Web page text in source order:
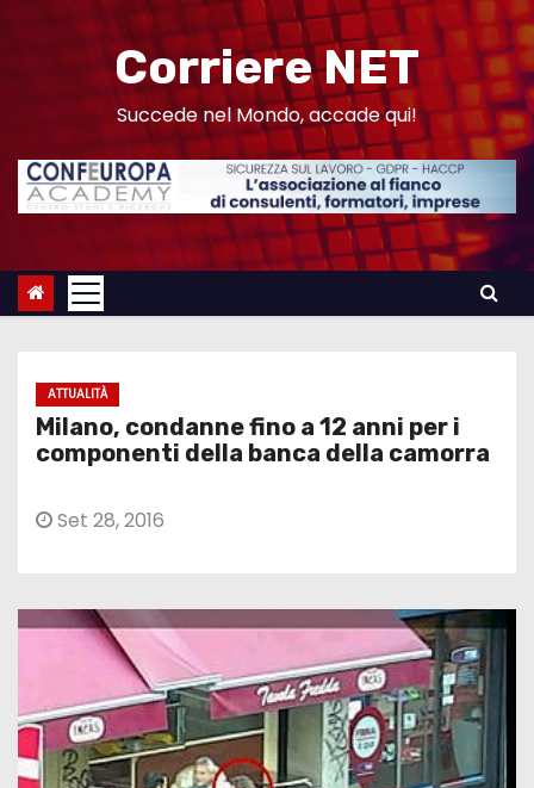
n
Corriere NET
Succede nel Mondo, accade qui!
ATTUALITÀ
Milano, condanne fino a 12 anni per i
componenti della banca della camorra
Set 28, 2016